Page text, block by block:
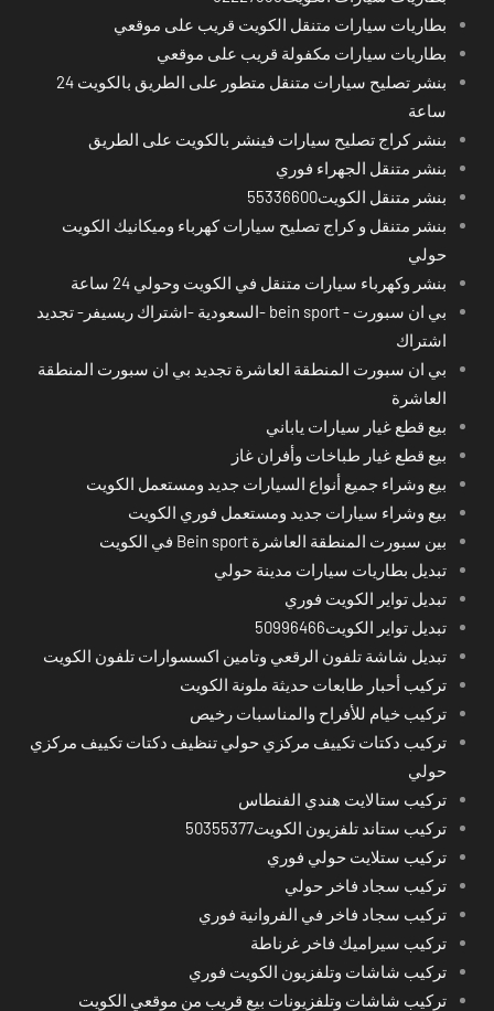
بطاريات سيارات متنقل الكويت قريب على موقعي
بطاريات سيارات مكفولة قريب على موقعي
بنشر تصليح سيارات متنقل متطور على الطريق بالكويت 24
ساعة
بنشر كراج تصليح سيارات فينشر بالكويت على الطريق
بنشر متنقل الجهراء فوري
بنشر متنقل الكويت55336600
بنشر متنقل و كراج تصليح سيارات كهرباء وميكانيك الكويت
حولي
بنشر وكهرباء سيارات متنقل في الكويت وحولي 24 ساعة
بي ان سبورت - bein sport -السعودية -اشتراك ريسيفر- تجديد
اشتراك
بي ان سبورت المنطقة العاشرة تجديد بي ان سبورت المنطقة
العاشرة
بيع قطع غيار سيارات ياباني
بيع قطع غيار طباخات وأفران غاز
بيع وشراء جميع أنواع السيارات جديد ومستعمل الكويت
بيع وشراء سيارات جديد ومستعمل فوري الكويت
بين سبورت المنطقة العاشرة Bein sport في الكويت
تبديل بطاريات سيارات مدينة حولي
تبديل تواير الكويت فوري
تبديل تواير الكويت50996466
تبديل شاشة تلفون الرقعي وتامين اكسسوارات تلفون الكويت
تركيب أحبار طابعات حديثة ملونة الكويت
تركيب خيام للأفراح والمناسبات رخيص
تركيب دكتات تكييف مركزي حولي تنظيف دكتات تكييف مركزي
حولي
تركيب ستالايت هندي الفنطاس
تركيب ستاند تلفزيون الكويت50355377
تركيب ستلايت حولي فوري
تركيب سجاد فاخر حولي
تركيب سجاد فاخر في الفروانية فوري
تركيب سيراميك فاخر غرناطة
تركيب شاشات وتلفزيون الكويت فوري
تركيب شاشات وتلفزيونات بيع قريب من موقعي الكويت